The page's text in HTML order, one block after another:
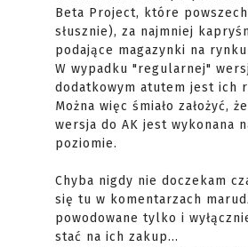
Beta Project, które
słusznie), za najmniej
podające magazynki na
W wypadku "regularnej"
dodatkowym atutem jest ich
Można więc śmiało założyć,
wersja do AK jest wykonana
poziomie.
Chyba nigdy nie doczekam
się tu w komentarzach
powodowane tylko i
stać na ich zakup...